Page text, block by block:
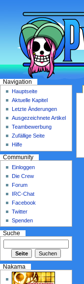
Navigation
Hauptseite
Aktuelle Kapitel
Letzte Änderungen
Ausgezeichnete Artikel
Teambewerbung
Zufällige Seite
Hilfe
Community
Einloggen
Die Crew
Forum
IRC-Chat
Facebook
Twitter
Spenden
Suche
Nakama